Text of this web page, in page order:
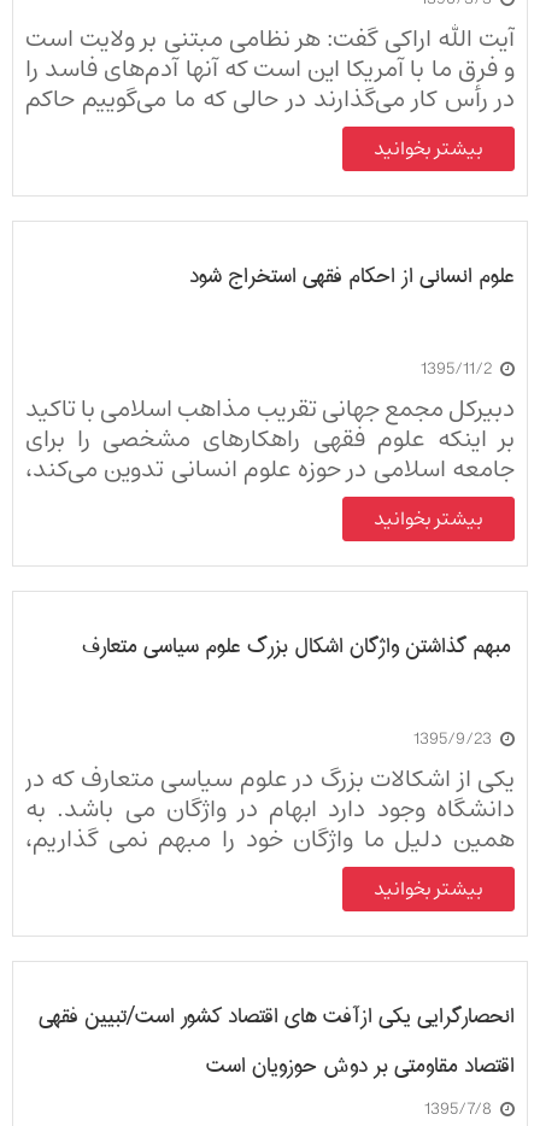
آیت الله اراکی گفت: هر نظامی مبتنی بر ولایت است
و فرق ما با آمریکا این است که آنها آدم‌های فاسد را
در رأس کار می‌گذارند در حالی که ما می‌گوییم حاکم
جامعه باید فقیه عالم و عادل باشد.
بیشتر بخوانید
علوم انسانی از احکام فقهی استخراج شود
1395/11/2
دبیرکل مجمع جهانی تقریب مذاهب اسلامی با تاکید
بر اینکه علوم فقهی راهکارهای مشخصی را برای
جامعه اسلامی در حوزه علوم انسانی تدوین می‌کند،
گفت: جامعه بی‌تفاوت نسبت به فرهنگ موضع‌گیری
در برابر ضدارزش‌ها، به حاکمیت بدترین‌ها محکوم
می‌شود.
بیشتر بخوانید
مبهم گذاشتن واژگان اشکال بزرگ علوم سیاسی متعارف
1395/9/23
یکی از اشکالات بزرگ در علوم سیاسی متعارف که در
دانشگاه وجود دارد ابهام در واژگان می باشد. به
همین دلیل ما واژگان خود را مبهم نمی گذاریم،
هرجا حاکمیت مطرح است، یعنی یک فرمانروا وجود
دارد که فرمانش بر دیگران رواست...
بیشتر بخوانید
انحصارگرایی یکی ازآفت های اقتصاد کشور است/تبیین فقهی
اقتصاد مقاومتی بر دوش حوزویان است
1395/7/8